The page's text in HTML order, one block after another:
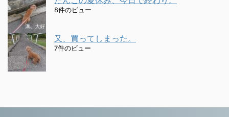
8件のビュー
又、買ってしまった。
7件のビュー